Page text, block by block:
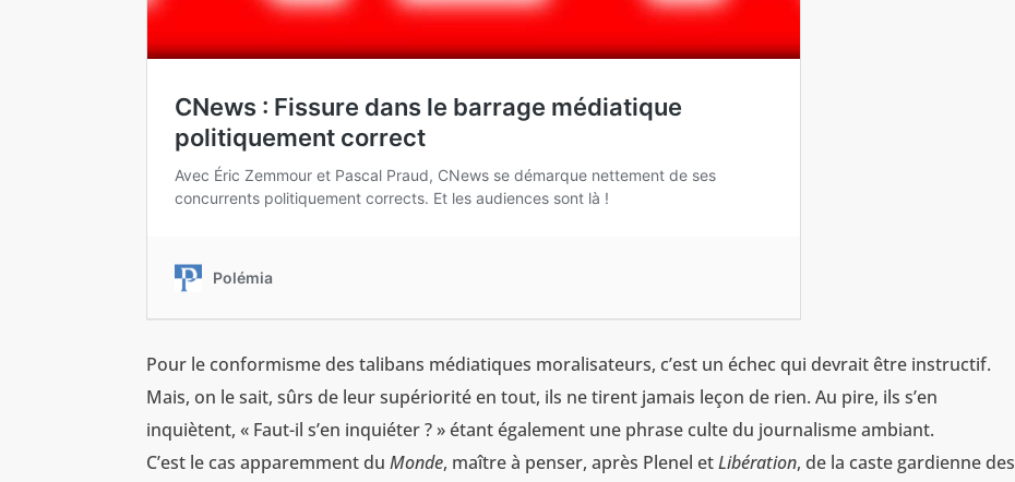
Pour le conformisme des talibans médiatiques moralisateurs, c’est un échec qui devrait être instructif.
Mais, on le sait, sûrs de leur supériorité en tout, ils ne tirent jamais leçon de rien. Au pire, ils s’en
inquiètent, « Faut-il s’en inquiéter ? » étant également une phrase culte du journalisme ambiant.
C’est le cas apparemment duMonde, maître à penser, après Plenel etLibération, de la caste gardienne des